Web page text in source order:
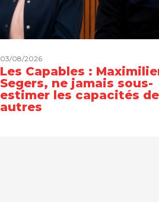
03/08/2026
Les Capables :
Segers, ne jamais sous-
estimer les capacités
autres